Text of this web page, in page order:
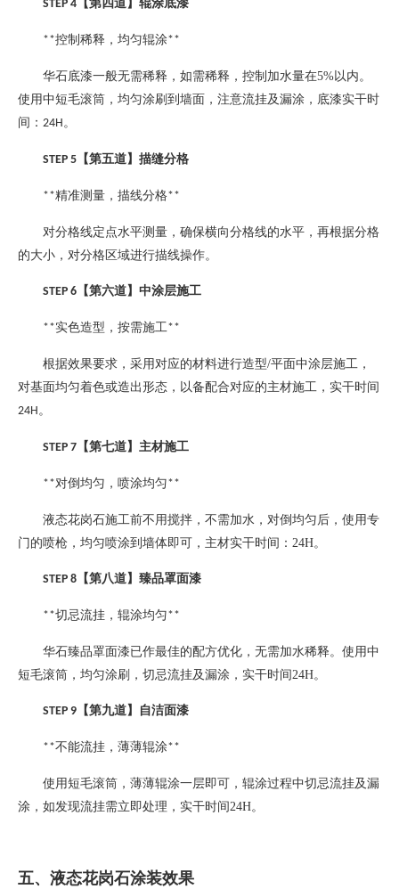
STEP 4 【第四道】辊涂底漆
**控制稀释，均匀辊涂**
华石底漆一般无需稀释，如需稀释，控制加水量在5%以内。
使用中短毛滚筒，均匀涂刷到墙面，注意流挂及漏涂，底漆实干时
间： 24H。
STEP 5 【第五道】描缝分格
**精准测量，描线分格**
对分格线定点水平测量，确保横向分格线的水平，再根据分格
的大小，对分格区域进行描线操作。
STEP 6 【第六道】中涂层施工
**实色造型，按需施工**
根据效果要求，采用对应的材料进行造型/平面中涂层施工，
对基面均匀着色或造出形态，以备配合对应的主材施工，实干时间
24H。
STEP 7 【第七道】主材施工
**对倒均匀，喷涂均匀**
液态花岗石施工前不用搅拌，不需加水，对倒均匀后，使用专
门的喷枪，均匀喷涂到墙体即可，主材实干时间： 24H。
STEP 8 【第八道】臻品罩面漆
**切忌流挂，辊涂均匀**
华石臻品罩面漆已作最佳的配方优化，无需加水稀释。使用中
短毛滚筒，均匀涂刷，切忌流挂及漏涂，实干时间24H。
STEP 9 【第九道】自洁面漆
**不能流挂，薄薄辊涂**
使用短毛滚筒，薄薄辊涂一层即可，辊涂过程中切忌流挂及漏
涂，如发现流挂需立即处理，实干时间24H。
五、液态花岗石涂装效果